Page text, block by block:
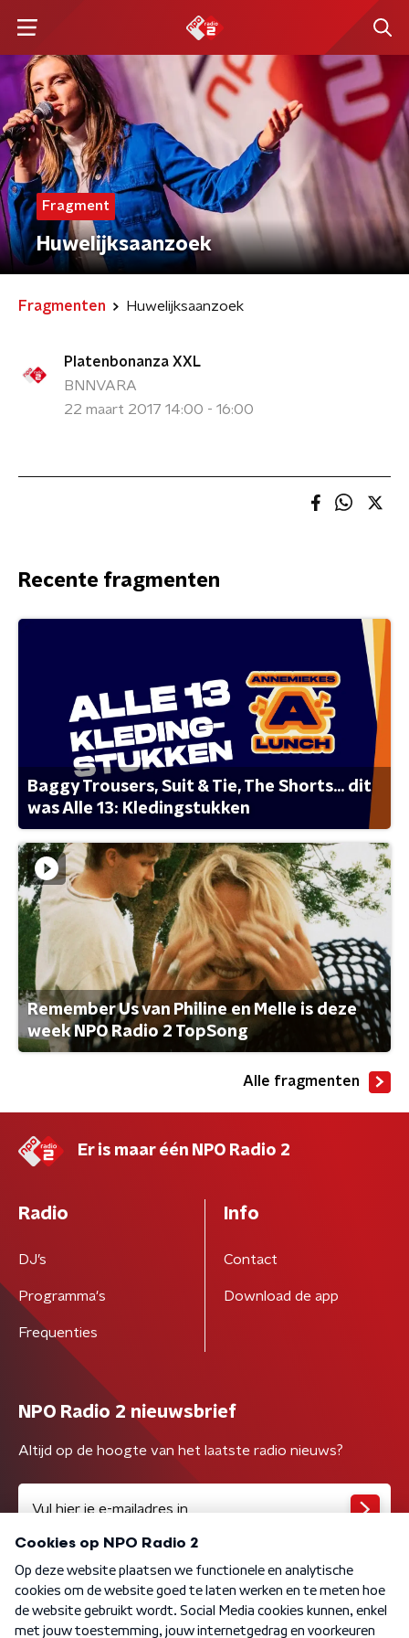
Fragment
Huwelijksaanzoek
Fragmenten Huwelijksaanzoek
Platenbonanza XXL
BNNVARA
22 maart 2017 14:00 - 16:00
Recente fragmenten
Baggy Trousers, Suit & Tie, The Shorts... dit
was Alle 13: Kledingstukken
Remember Us van Philine en Melle is deze
week NPO Radio 2 TopSong
Alle fragmenten
Er is maar één NPO Radio 2
Radio
DJ’s
Programma's
Frequenties
Info
Contact
Download de app
NPO Radio 2 nieuwsbrief
Altijd op de hoogte van het laatste radio nieuws?
Algemene voorwaarden